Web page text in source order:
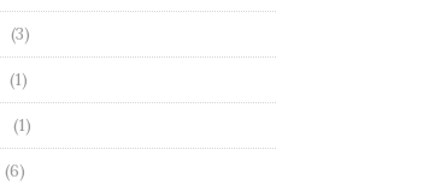
(3)
(1)
(1)
(6)